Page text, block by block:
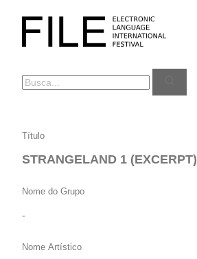
FILE
FESTIVAL
STRANGELAND
1
Título
STRANGELAND 1 (EXCERPT)
Nome do Grupo
-
Nome Artístico